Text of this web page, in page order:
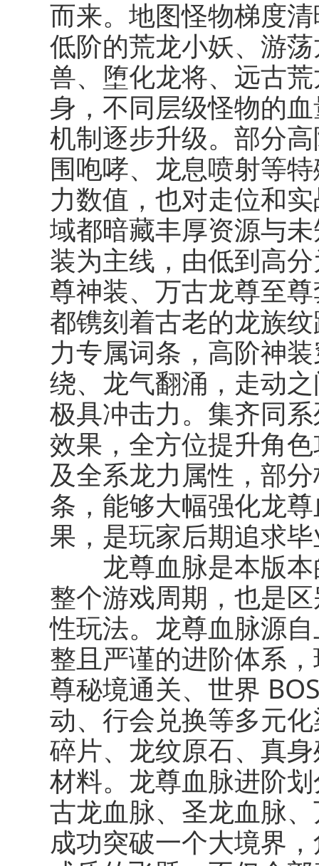
而来。地图怪物梯度
低阶的荒龙小妖、游
兽、堕化龙将、远古
身，不同层级怪物的
机制逐步升级。部分
围咆哮、龙息喷射等
力数值，也对走位和
域都暗藏丰厚资源与
装为主线，由低到高
尊神装、万古龙尊至
都镌刻着古老的龙族
力专属词条，高阶神
绕、龙气翻涌，走动
极具冲击力。集齐同
效果，全方位提升角
及全系龙力属性，部
条，能够大幅强化龙
果，是玩家后期追求
龙尊血脉是本版
整个游戏周期，也是
性玩法。龙尊血脉源
整且严谨的进阶体系
尊秘境通关、世界
动、行会兑换等多元
碎片、龙纹原石、真
材料。龙尊血脉进阶
古龙血脉、圣龙血脉
成功突破一个大境界